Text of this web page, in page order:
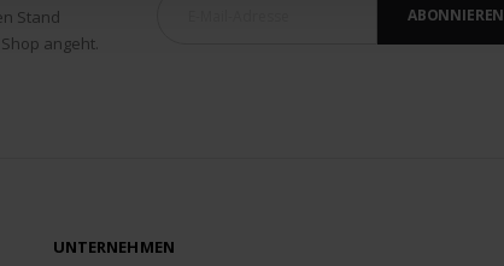
Stand
angeht.
ABONNIEREN
UNTERNEHMEN